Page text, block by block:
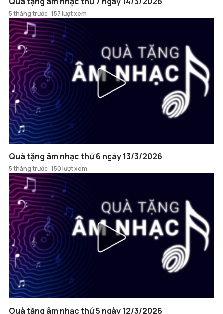
5 tháng trước 157 lượt xem
Quà tặng âm nhạc thứ 6 ngày 13/3/2026
5 tháng trước 150 lượt xem
Quà tặng âm nhạc thứ 5 ngày 12/3/2026